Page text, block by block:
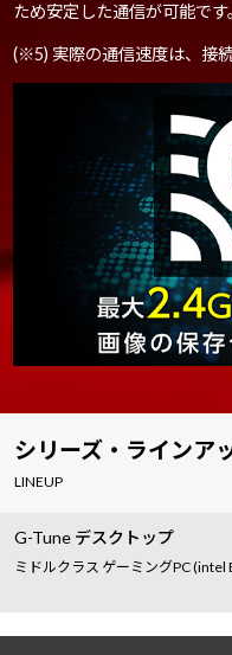
ため安定した通信が可能です
(※5) 実際の通信速度は、接
シリーズ・ラインア
LINEUP
G-Tune デスクトップ
ミドルクラス ゲーミングPC (intel